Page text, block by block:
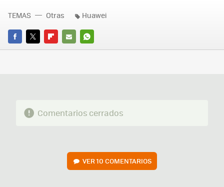
FACEBOOK
TWITTERFLIPBOARD
E-
WHATSAPP
TEMAS Otras Huawei
Comentarios cerrados
VER 10 COMENTARIOS